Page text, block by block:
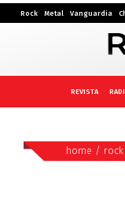
Rock Metal Vanguardia
REVISTA
home / rock